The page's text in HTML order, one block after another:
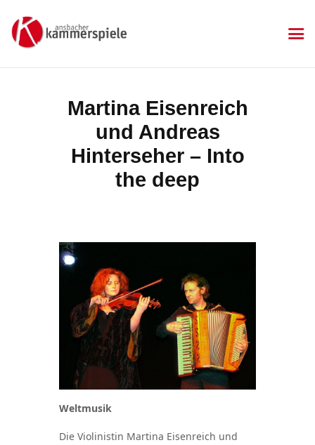
Martina Eisenreich
und Andreas
Hinterseher – Into
the deep
KAMMERSPIELE
Aktuelles
Kartenkauf
Die Kammerspiele
Mitgliedschaft
Gastronomie
Datenschutzerklärung
Weltmusik
Die Violinistin Martina Eisenreich und